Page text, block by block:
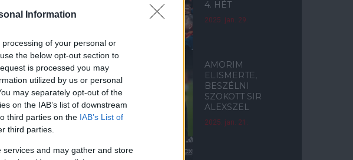
Information
of your personal or
the below opt-out section to
is processed you may
utilized by us or personal
may separately opt-out of the
on the IAB’s list of downstream
third parties on the IAB’s List of
third parties.
and may gather and store
4. HÉT
2025. jan. 29.
AMORIM
ELISMERTE,
BESZÉLNI
SZOKOTT SIR
ALEXSZEL
2025. jan. 21.